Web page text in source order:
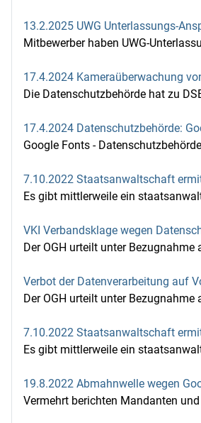
13.2.2025 UWG Unterlassungs-
Mitbewerber haben UWG-
17.4.2024 Kameraüberwachung
Die Datenschutzbehörde hat zu
17.4.2024 Datenschutzbehörde:
Google Fonts -
7.10.2022 Staatsanwaltschaft
Es gibt mittlerweile ein
VKI Verbandsklage wegen
Der OGH urteilt unter
Verbot der Datenverarbeitung auf
Der OGH urteilt unter
7.10.2022 Staatsanwaltschaft
Es gibt mittlerweile ein
19.8.2022 Abmahnwelle wegen
Vermehrt berichten Mandanten